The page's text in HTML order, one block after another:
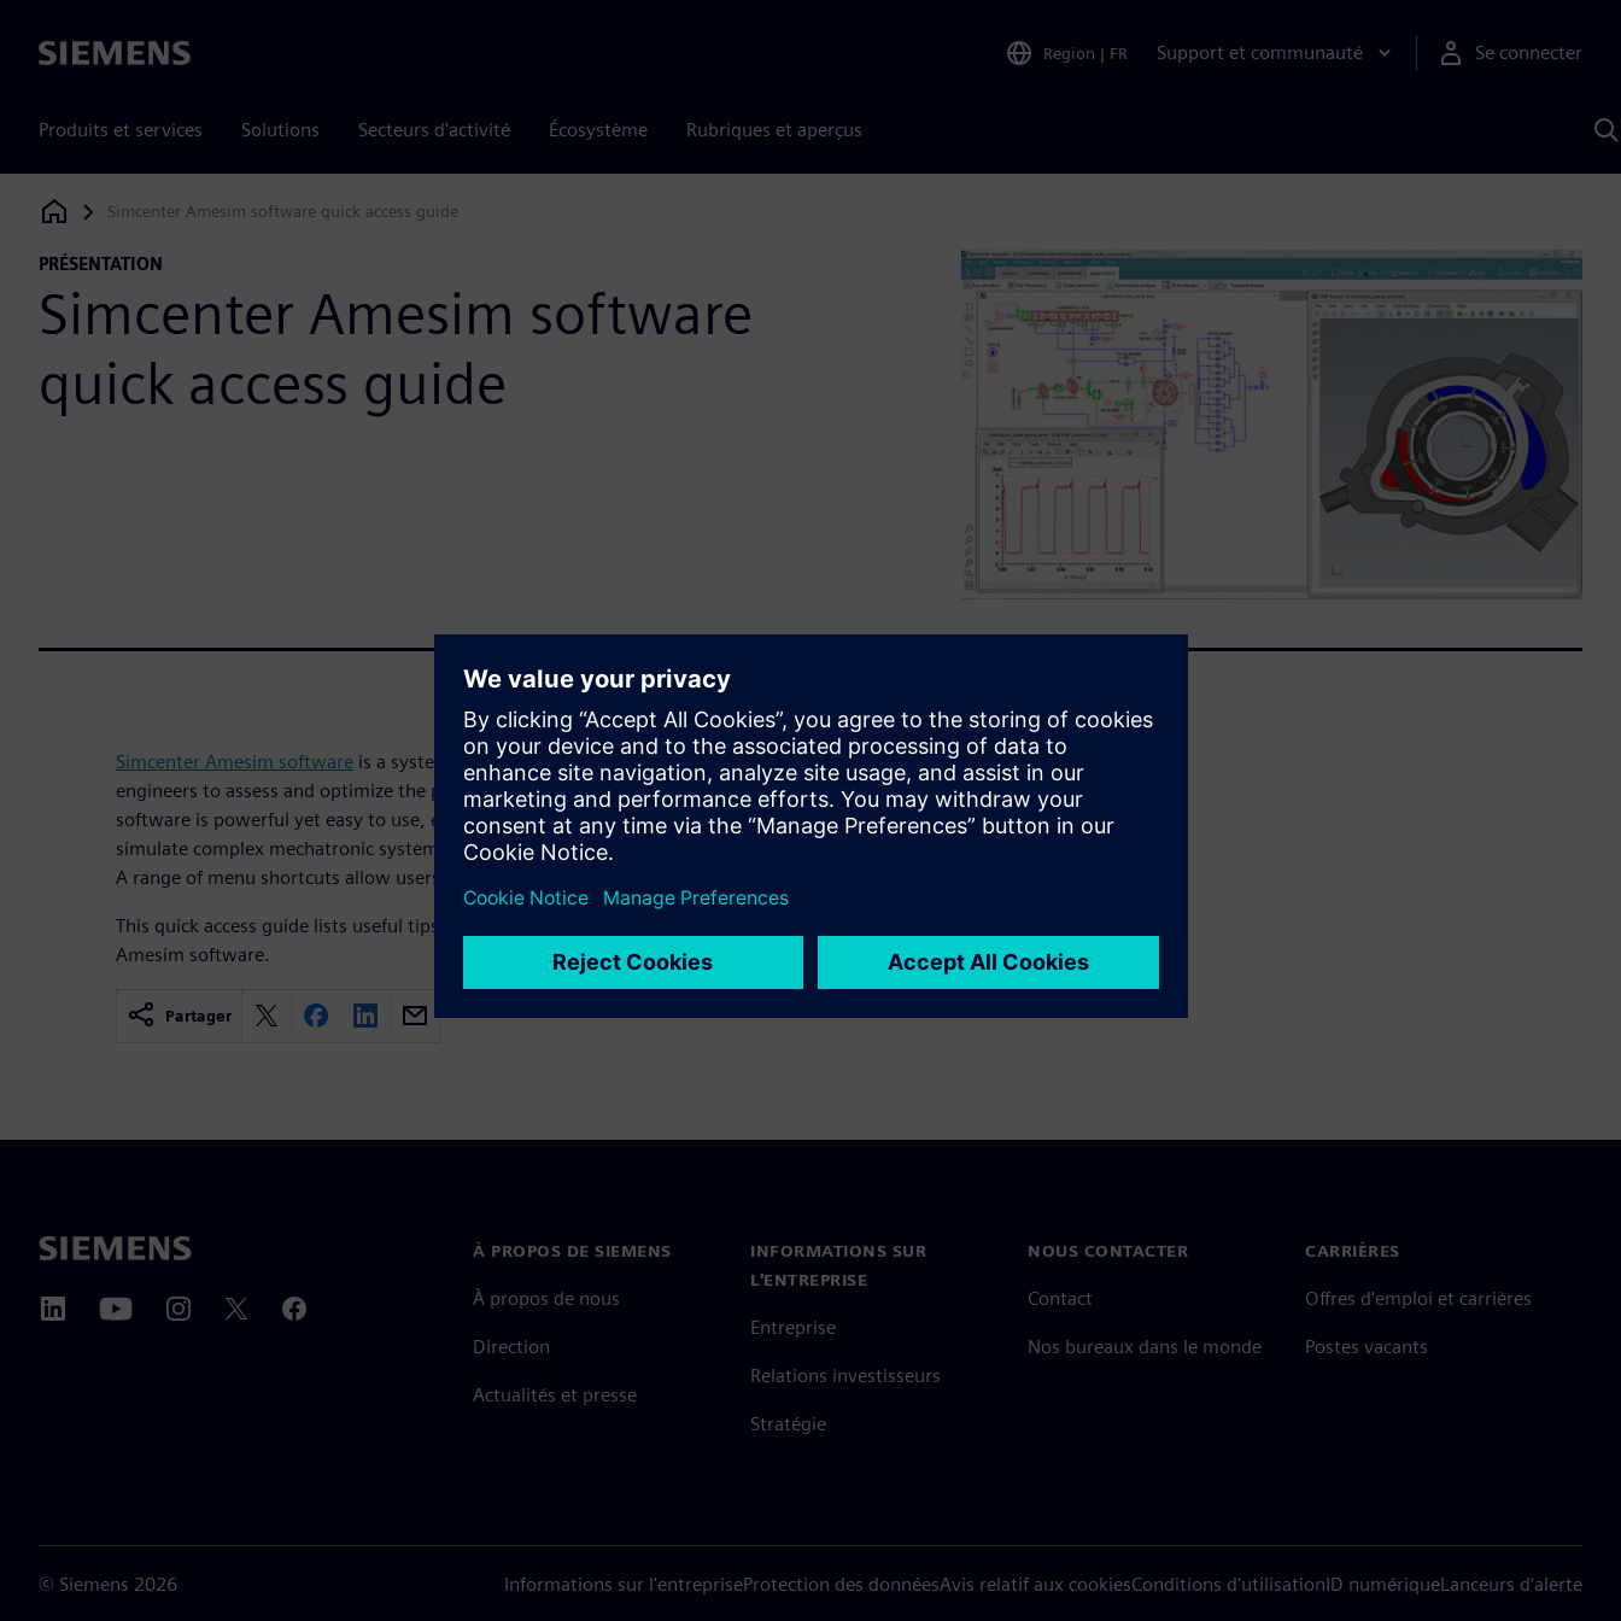
Siemens Region | FR Support et communauté Se connecter
Produits et services Solutions Secteurs d'activité Écosystème Rubriques et aperçus
Siemens Digital Industries Software
Simcenter Amesim software quick access guide
PRÉSENTATION
Simcenter Amesim software
quick access guide
Simcenter Amesim software is a system simulation platform that allows design
engineers to assess and optimize the performance of systems virtually. The
software is powerful yet easy to use, enabling engineers to quickly model and
simulate complex mechatronic systems by leveraging validated model libraries.
A range of menu shortcuts allow users to be very productive with the software.
This quick access guide lists useful tips and shortcuts to using Simcenter
Amesim software.
Partager
À PROPOS DE SIEMENS
À propos de nous
Direction
Actualités et presse
INFORMATIONS SUR
L'ENTREPRISE
Entreprise
Relations investisseurs
Stratégie
NOUS CONTACTER
Contact
Nos bureaux dans le monde
CARRIÈRES
Offres d'emploi et carrières
Postes vacants
© Siemens 2026 Informations sur l'entrepriseProtection des donnéesAvis relatif aux cookiesConditions d'utilisationID numériqueLanceurs d’alerte